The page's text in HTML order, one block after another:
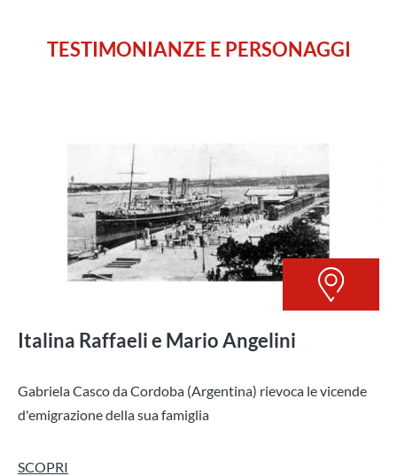
TESTIMONIANZE E PERSONAGGI
Italina Raffaeli e Mario Angelini
Gabriela Casco da Cordoba (Argentina) rievoca le vicende
d'emigrazione della sua famiglia
SCOPRI